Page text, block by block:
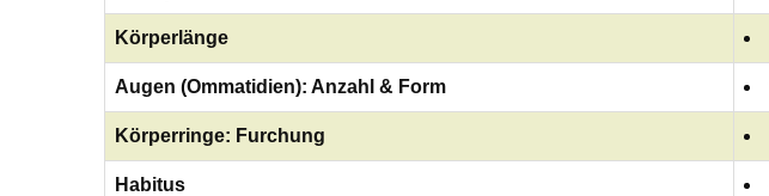
Körperlänge
Augen (Ommatidien): Anzahl & Form
Körperringe: Furchung
Habitus